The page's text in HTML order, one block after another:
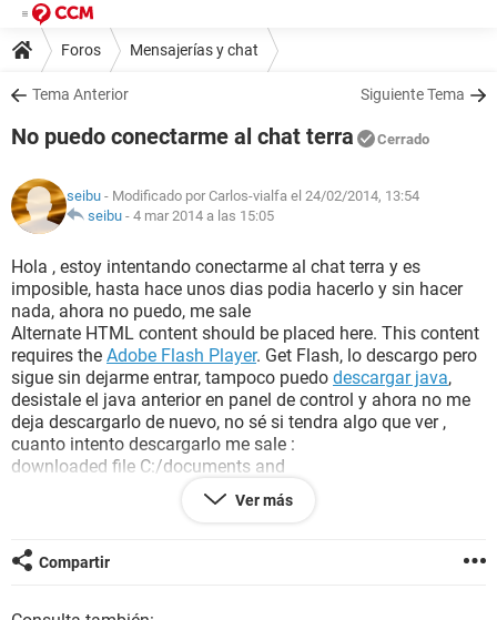
Foros Mensajerías y chat
Tema Anterior Siguiente Tema
No puedo conectarme al chat terra Cerrado
seibu - Modificado por Carlos-vialfa el 24/02/2014, 13:54
seibu - 4 mar 2014 a las 15:05
Hola , estoy intentando conectarme al chat terra y es
imposible, hasta hace unos dias podia hacerlo y sin hacer
nada, ahora no puedo, me sale
Alternate HTML content should be placed here. This content
requires the Adobe Flash Player. Get Flash, lo descargo pero
sigue sin dejarme entrar, tampoco puedo descargar java,
desistale el java anterior en panel de control y ahora no me
deja descargarlo de nuevo, no sé si tendra algo que ver ,
cuanto intento descargarlo me sale :
downloaded file C:/documents and
settings/administrador/datos de
programas/sun/java/jre1.7.0_51-51c.msi is corrupt.
Graciasss
Ver más
Compartir